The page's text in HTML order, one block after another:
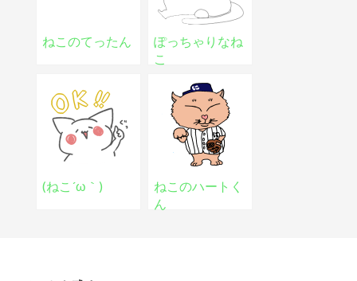
ねこのてったん
ぽっちゃりなね
こ
(ねこ´ω｀)
ねこのハートく
ん